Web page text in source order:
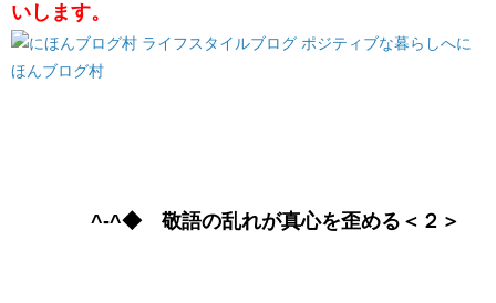
いします。
に
ほんブログ村
^-^◆ 敬語の乱れが真心を歪める＜２＞